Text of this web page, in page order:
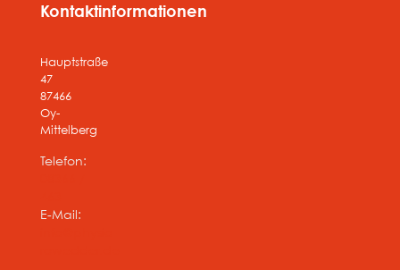
Kontaktinformationen
Hauptstraße
47
87466
Oy-
Mittelberg
Telefon:
E-Mail: